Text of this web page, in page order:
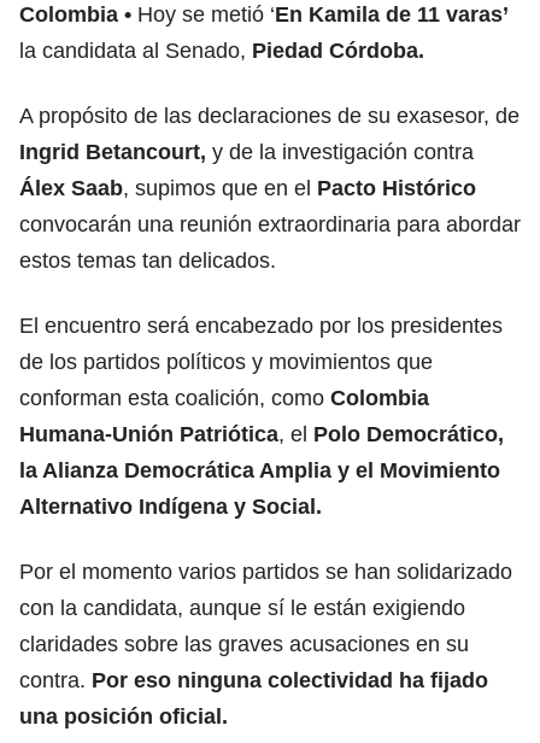
Colombia Hoy se metió ‘En Kamila de 11 varas’
la candidata al Senado, Piedad Córdoba.
A propósito de las declaraciones de su exasesor, de
Ingrid Betancourt, y de la investigación contra
Álex Saab, supimos que en el Pacto Histórico
convocarán una reunión extraordinaria para abordar
estos temas tan delicados.
El encuentro será encabezado por los presidentes
de los partidos políticos y movimientos que
conforman esta coalición, como Colombia
Humana-Unión Patriótica, el Polo Democrático,
la Alianza Democrática Amplia y el Movimiento
Alternativo Indígena y Social.
Por el momento varios partidos se han solidarizado
con la candidata, aunque sí le están exigiendo
claridades sobre las graves acusaciones en su
contra. Por eso ninguna colectividad ha fijado
una posición oficial.